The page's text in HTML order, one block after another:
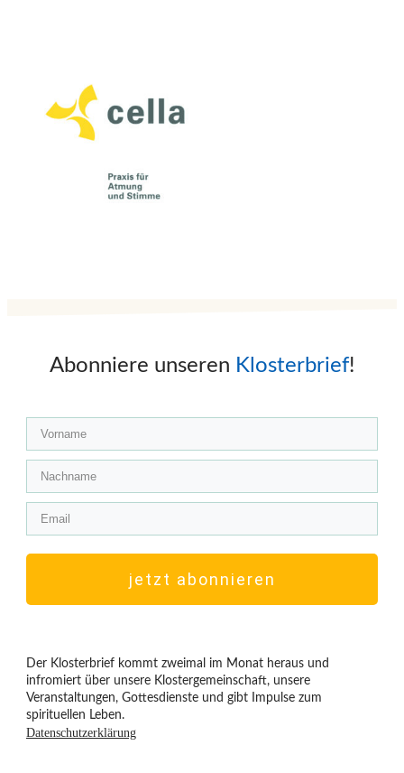
Abonniere unseren Klosterbrief!
jetzt abonnieren
Der Klosterbrief kommt zweimal im Monat heraus und
infromiert über unsere Klostergemeinschaft, unsere
Veranstaltungen, Gottesdienste und gibt Impulse zum
spirituellen Leben.
Datenschutzerklärung